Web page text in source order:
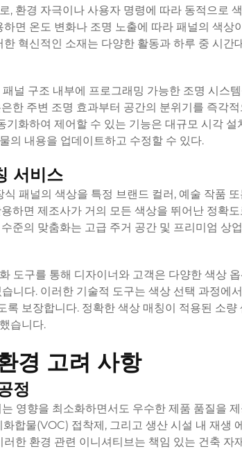
, 환경 자극이나 사용자 명령에 따라 동적으로
면 온도 변화나 조명 노출에 따라 패널의 색상
혁신적인 소재는 다양한 활동과 하루 중 시간
널 구조 내부에 프로그래밍 가능한 조명 시스
한 주변 조명 효과부터 공간의 분위기를 즉각
기화하여 제어할 수 있는 기능은 대규모 시각
의 내용을 업데이트하고 수정할 수 있다.
서비스
패널의 색상을 특정 브랜드 컬러, 예술 작품
하면 제조사가 거의 모든 색상을 뛰어난 정확
준의 맞춤화는 고급 주거 공간 및 프리미엄 상
도구를 통해 디자이너와 고객은 다양한 색상
니다. 이러한 기술적 도구는 색상 선택 과정에
록 보장합니다. 정확한 색상 매칭이 적용된 소
습니다.
경 고려 사항
정
영향을 최소화하면서도 우수한 제품 품질을
합물(VOC) 접착제, 그리고 생산 시설 내 재생
한 환경 관련 이니셔티브는 책임 있는 건축 자